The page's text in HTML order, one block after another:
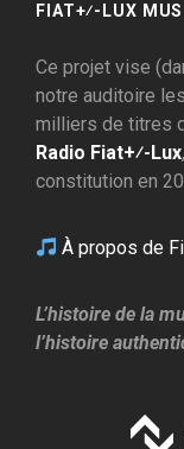
FIAT+⁄-LUX
Ce projet vise
notre auditoire
milliers de titres
Radio Fiat+⁄-Lux
constitution en
À propos de
L’histoire de la
l’histoire